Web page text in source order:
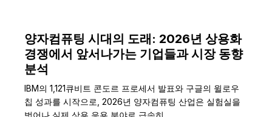
양자컴퓨팅 시대의 도래: 2026년 상용화
경쟁에서 앞서나가는 기업들과 시장 동향
분석
IBM의 1,121큐비트 콘도르 프로세서 발표와 구글의 윌로우
칩 성과를 시작으로, 2026년 양자컴퓨팅 산업은 실험실을
벗어나 실제 상용 응용 분야로 급속히…